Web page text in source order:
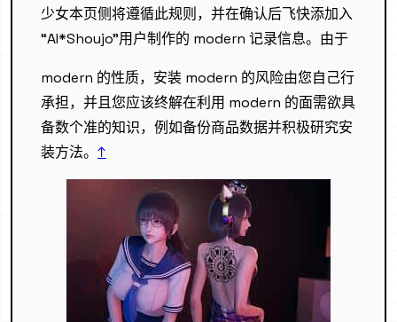
少女本页侧将遵循此规则，并在确认后飞快添加入
“AI*Shoujo”用户制作的 modern 记录信息。由于
modern 的性质，安装 modern 的风险由您自己行
承担，并且您应该终解在利用 modern 的面需欲具
备数个准的知识，例如备份商品数据并积极研究安
装方法。 ↑